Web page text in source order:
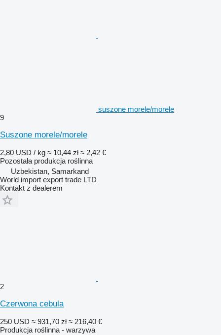
suszone morele/morele
9
Suszone morele/morele
2,80 USD / kg ≈ 10,44 zł ≈ 2,42 €
Pozostała produkcja roślinna
Uzbekistan, Samarkand
World import export trade LTD
Kontakt z dealerem
2
Czerwona cebula
250 USD ≈ 931,70 zł ≈ 216,40 €
Produkcja roślinna - warzywa